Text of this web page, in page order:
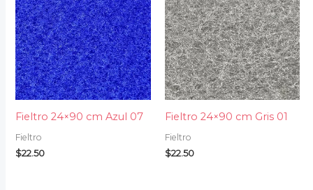
Fieltro 24×90 cm Azul 07
Fieltro
$22.50
Fieltro 24×90 cm Gris 01
Fieltro
$22.50